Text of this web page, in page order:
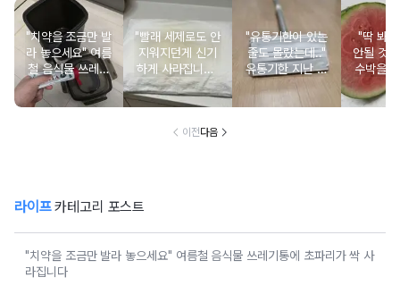
"치약을 조금만 발
라 놓으세요" 여름
철 음식물 쓰레기
통에 초파리가 싹
사라집니다
"빨래 세제로도 안
지워지던게 신기
하게 사라집니다"
베개 커버에 생긴
노란 얼룩에 '이것'
"유통기한이 있는
줄도 몰랐는데.."
유통기한 지난 일
회용 마스크를 밀
대 걸레에 붙여보
"딱 봐
안될 것
수박을
랐을 때
모양이
이전다음
라이프카테고리 포스트
"치약을 조금만 발라 놓으세요" 여름철 음식물 쓰레기통에 초파리가 싹 사
라집니다